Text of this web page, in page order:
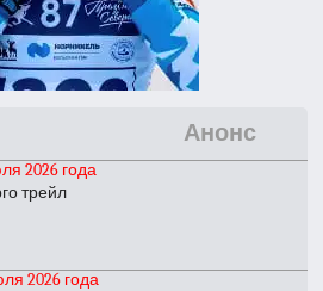
Анонс
2026 года
трейл
2026 года